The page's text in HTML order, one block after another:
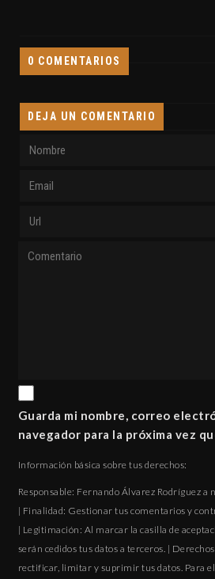
0 COMENTARIOS
DEJA UN COMENTARIO
Guarda mi nombre, correo
navegador para la próxima vez
Información básica sobre tus derechos:
Responsable: Fernando Álvarez Rodríguez a
| Finalidad: Gestionar tus comentarios y
| Legitimación: Al marcar la casilla de
serán cedidos tus datos a terceros. |
rectificar, limitar y suprimir tus datos. Para